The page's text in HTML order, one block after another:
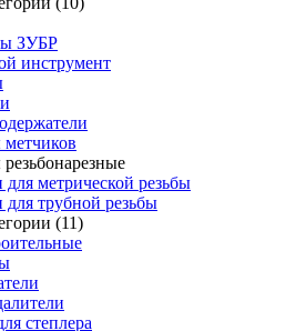
ЗУБР
инструмент
метрической резьбы
трубной резьбы
(11)
степлера